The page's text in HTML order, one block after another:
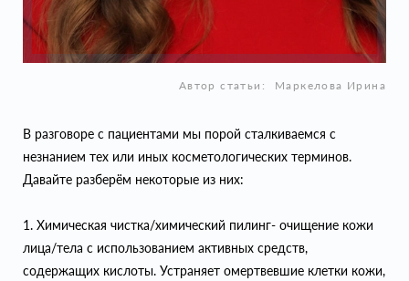
Автор статьи: Маркелова Ирина
В разговоре с пациентами мы порой сталкиваемся с
незнанием тех или иных косметологических терминов.
Давайте разберём некоторые из них:
1. Химическая чистка/химический пилинг- очищение кожи
лица/тела с использованием активных средств,
содержащих кислоты. Устраняет омертвевшие клетки кожи,